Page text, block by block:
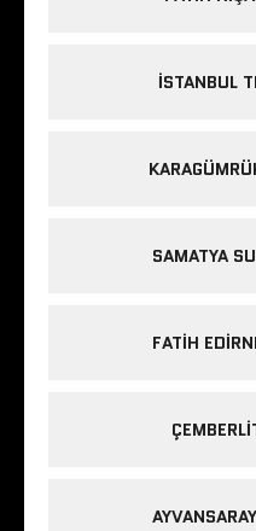
ISTANBUL
SAMATYA
FATIH